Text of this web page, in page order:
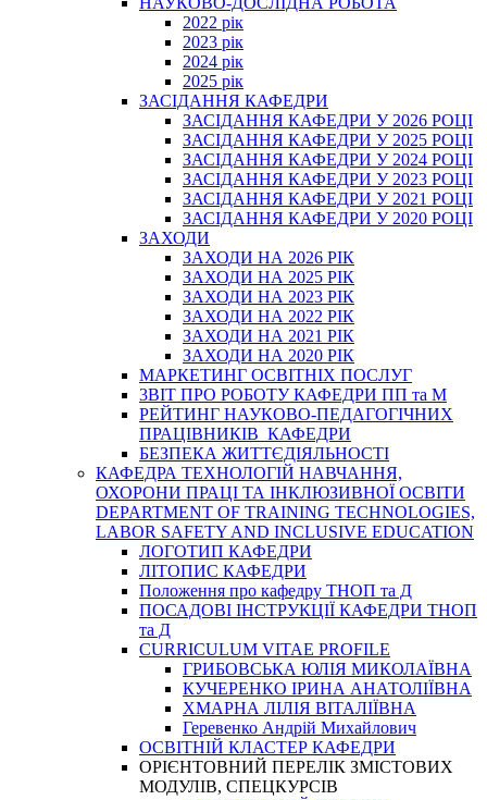
2022 рік
2023 рік
2024 рік
2025 рік
ЗАСІДАННЯ КАФЕДРИ
ЗАСІДАННЯ КАФЕДРИ У 2026 РОЦІ
ЗАСІДАННЯ КАФЕДРИ У 2025 РОЦІ
ЗАСІДАННЯ КАФЕДРИ У 2024 РОЦІ
ЗАСІДАННЯ КАФЕДРИ У 2023 РОЦІ
ЗАСІДАННЯ КАФЕДРИ У 2021 РОЦІ
ЗАСІДАННЯ КАФЕДРИ У 2020 РОЦІ
ЗАХОДИ
ЗАХОДИ НА 2026 РІК
ЗАХОДИ НА 2025 РІК
ЗАХОДИ НА 2023 РІК
ЗАХОДИ НА 2022 РІК
ЗАХОДИ НА 2021 РІК
ЗАХОДИ НА 2020 РІК
МАРКЕТИНГ ОСВІТНІХ ПОСЛУГ
3BIT ПРО РОБОТУ КАФЕДРИ ПП та М
РЕЙТИНГ НАУКОВО-ПЕДАГОГІЧНИХ
ПРАЦІВНИКІВ КАФЕДРИ
БЕЗПЕКА ЖИТТЄДІЯЛЬНОСТІ
КАФЕДРА ТЕХНОЛОГІЙ НАВЧАННЯ,
ОХОРОНИ ПРАЦІ ТА ІНКЛЮЗИВНОЇ ОСВІТИ
DEPARTMENT OF TRAINING TECHNOLOGIES,
LABOR SAFETY AND INCLUSIVE EDUCATION
ЛОГОТИП КАФЕДРИ
ЛІТОПИС КАФЕДРИ
Положення про кафедру ТНОП та Д
ПОСАДОВІ ІНСТРУКЦІЇ КАФЕДРИ ТНОП
та Д
CURRICULUM VITAE PROFILE
ГРИБОВСЬКА ЮЛІЯ МИКОЛАЇВНА
КУЧЕРЕНКО ІРИНА АНАТОЛІЇВНА
ХМАРНА ЛІЛІЯ ВІТАЛІЇВНА
Геревенко Андрій Михайлович
ОСВІТНІЙ КЛАСТЕР КАФЕДРИ
ОРІЄНТОВНИЙ ПЕРЕЛІК ЗМІСТОВИХ
МОДУЛІВ, СПЕЦКУРСІВ